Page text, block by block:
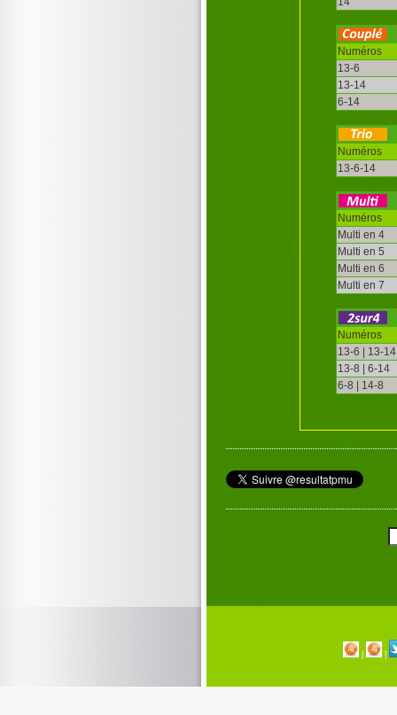
Numéros
13-6
13-14
6-14
Numéros
13-6-14
Numéros
Multi en 4
Multi en 5
Multi en 6
Multi en 7
Numéros
13-6 | 13-14
13-8 | 6-14
6-8 | 14-8
| |